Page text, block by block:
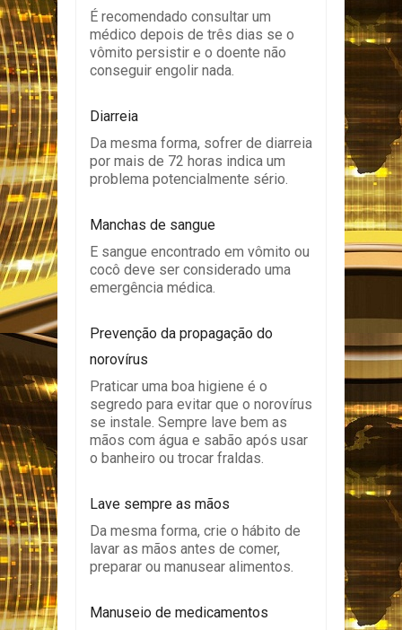
É recomendado consultar um
médico depois de três dias se o
vômito persistir e o doente não
conseguir engolir nada.
Diarreia
Da mesma forma, sofrer de diarreia
por mais de 72 horas indica um
problema potencialmente sério.
Manchas de sangue
E sangue encontrado em vômito ou
cocô deve ser considerado uma
emergência médica.
Prevenção da propagação do
norovírus
Praticar uma boa higiene é o
segredo para evitar que o norovírus
se instale. Sempre lave bem as
mãos com água e sabão após usar
o banheiro ou trocar fraldas.
Lave sempre as mãos
Da mesma forma, crie o hábito de
lavar as mãos antes de comer,
preparar ou manusear alimentos.
Manuseio de medicamentos